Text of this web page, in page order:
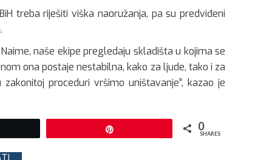
treba riješiti viška naoružanja, pa su predviđeni
naše ekipe pregledaju skladišta u kojima se
ona postaje nestabilna, kako za ljude, tako i za
proceduri vršimo uništavanje”, kazao je
0
SHARES